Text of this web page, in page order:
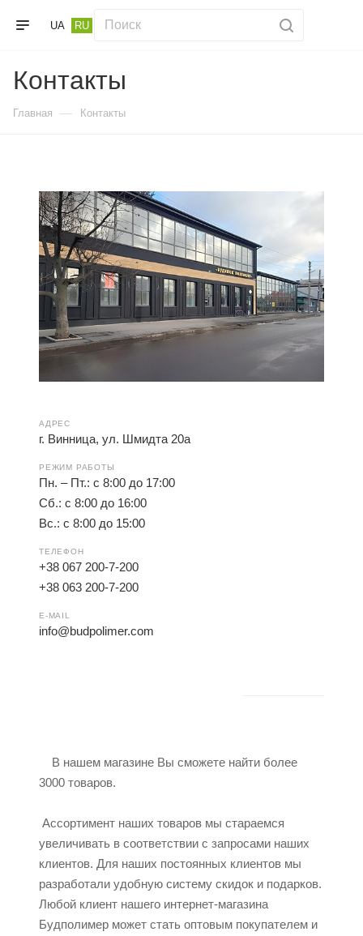
UA RU
Контакты
Главная — Контакты
АДРЕС
г. Винница, ул. Шмидта 20а
РЕЖИМ РАБОТЫ
Пн. – Пт.: с 8:00 до 17:00
Сб.: с 8:00 до 16:00
Вс.: с 8:00 до 15:00
ТЕЛЕФОН
+38 067 200-7-200
+38 063 200-7-200
E-MAIL
info@budpolimer.com
В нашем магазине Вы сможете найти более
3000 товаров.
Ассортимент наших товаров мы стараемся
увеличивать в соответствии с запросами наших
клиентов. Для наших постоянных клиентов мы
разработали удобную систему скидок и подарков.
Любой клиент нашего интернет-магазина
Будполимер может стать оптовым покупателем и